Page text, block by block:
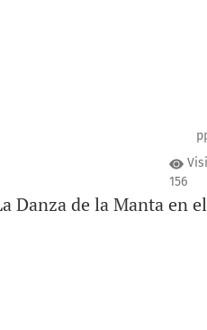
156
Danza de la Manta en el